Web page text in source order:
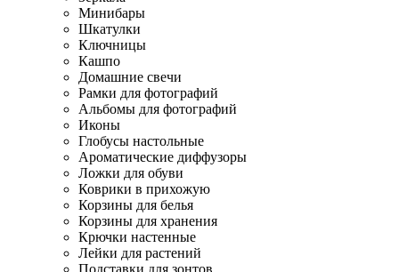
Минибары
Шкатулки
Ключницы
Кашпо
Домашние свечи
Рамки для фотографий
Альбомы для фотографий
Иконы
Глобусы настольные
Ароматические диффузоры
Ложки для обуви
Коврики в прихожую
Корзины для белья
Корзины для хранения
Крючки настенные
Лейки для растений
Подставки для зонтов